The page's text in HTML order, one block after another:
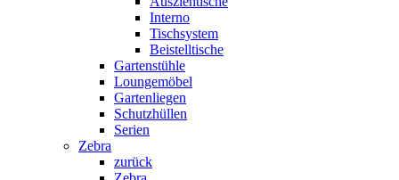
Interno
Tischsystem
Beistelltische
Gartenstühle
Loungemöbel
Gartenliegen
Schutzhüllen
Serien
Zebra
zurück